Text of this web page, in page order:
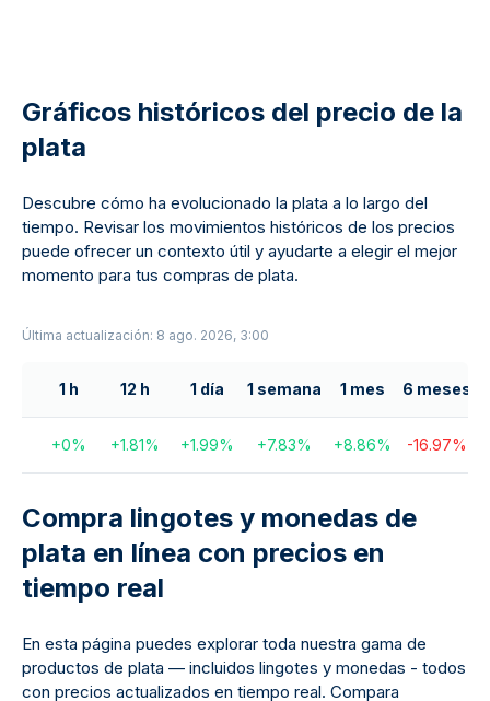
Gráficos históricos del precio de la
plata
Descubre cómo ha evolucionado la plata a lo largo del
tiempo. Revisar los movimientos históricos de los precios
puede ofrecer un contexto útil y ayudarte a elegir el mejor
momento para tus compras de plata.
Última actualización: 8 ago. 2026, 3:00
1 h 12 h 1 día 1 semana 1 mes 6 meses
+0% +1.81% +1.99% +7.83% +8.86% -16.97%
Compra lingotes y monedas de
plata en línea con precios en
tiempo real
En esta página puedes explorar toda nuestra gama de
productos de plata — incluidos lingotes y monedas - todos
con precios actualizados en tiempo real. Compara